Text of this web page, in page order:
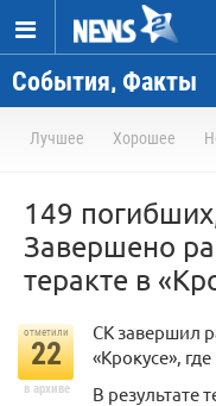
События, Факты
Лучшее Хорошее
149
Завершено
теракте в
отметили
22
в архиве
СК завершил
«Крокусе»,
В результате